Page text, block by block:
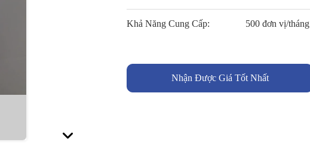
Khả Năng Cung Cấp: 500 đơn vị/tháng
Nhận Được Giá Tốt Nhất